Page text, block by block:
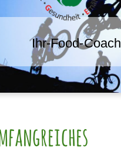
Ihr-Food-Coach